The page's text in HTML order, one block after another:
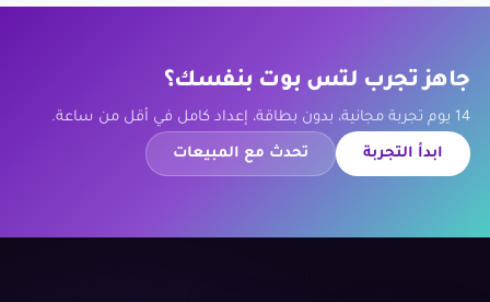
جاهز تجرب لتس بوت بنفسك؟
14 يوم تجربة مجانية، بدون بطاقة، إعداد كامل في أقل من ساعة.
ابدأ التجربة تحدث مع المبيعات